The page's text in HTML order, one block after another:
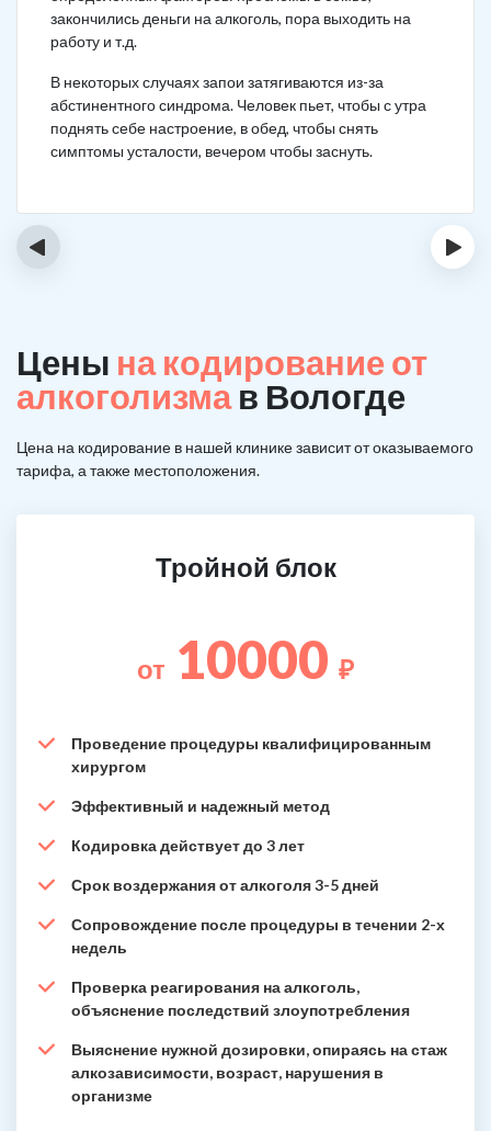
закончились деньги на алкоголь, пора выходить на
работу и т.д.
В некоторых случаях запои затягиваются из-за
абстинентного синдрома. Человек пьет, чтобы с утра
поднять себе настроение, в обед, чтобы снять
симптомы усталости, вечером чтобы заснуть.
‹ ›
Цены на кодирование от
алкоголизмав Вологде
Цена на кодирование в нашей клинике зависит от оказываемого
тарифа, а также местоположения.
Тройной блок
от 10000 ₽
Проведение процедуры квалифицированным
хирургом
Эффективный и надежный метод
Кодировка действует до 3 лет
Срок воздержания от алкоголя 3-5 дней
Сопровождение после процедуры в течении 2-х
недель
Проверка реагирования на алкоголь,
объяснение последствий злоупотребления
Выяснение нужной дозировки, опираясь на стаж
алкозависимости, возраст, нарушения в
организме